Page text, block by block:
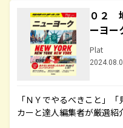
０２
ーヨー
Plat
「ＮＹでやるべきこと」
カーと達人編集者が厳選